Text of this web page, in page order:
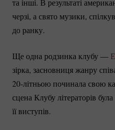
та інші. В результаті
черзі, а свято музики,
до ранку.
Ще одна родзинка клубу —
зірка, засновниця жанру
20-літньоюпочинала свою
сцена Клубу літераторів
її виступів.